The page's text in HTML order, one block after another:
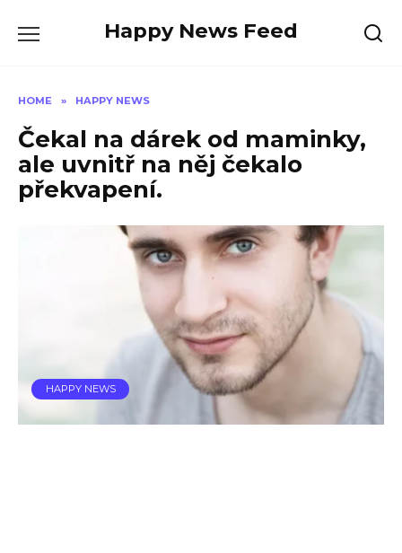
Happy News Feed
HOME » HAPPY NEWS
Čekal na dárek od maminky,
ale uvnitř na něj čekalo
překvapení.
HAPPY NEWS